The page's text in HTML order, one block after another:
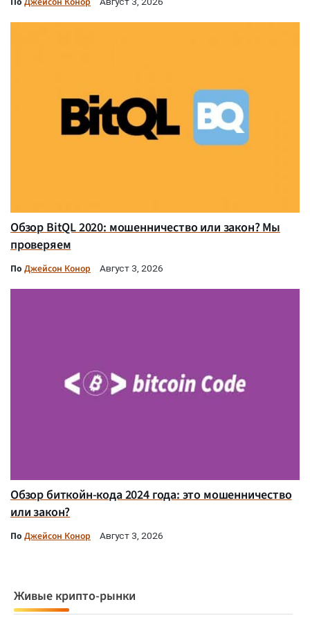
Обзор BitQL 2020: мошенничество или закон? Мы
проверяем
По Джейсон Конор Август 3, 2026
Обзор биткойн-кода 2024 года: это мошенничество
или закон?
По Джейсон Конор Август 3, 2026
Живые крипто-рынки